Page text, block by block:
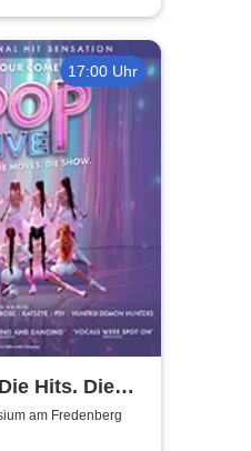
17:00 Uhr
Hits. Die
am Fredenberg